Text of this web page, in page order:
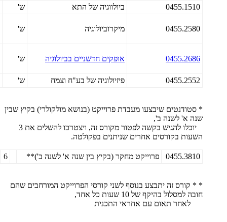
0455.1510 ביולווגיה של התא ש'
0455.2580 מיקרוביולוגיה ש'
0455.2686 אופקים חדשניים בביולוגיה ש'
0455.2552 פיזיולוגיה של בע"ח וצמח ש'
* סטודנטים שיבצעו מעבדת פרוייקט (בנושא מולקולרי) בקיץ שבין
שנה א' לשנה ב',
יוכלו להגיש בקשה לפטור מקורס זה, ויצטרכו להשלים את 3
השעות בקורסים אחרים שניתנים בפקולטה.
0455.3810 פרוייקט מחקר (בקיץ בין שנה א' לשנה ב')** 6
* * קורס זה יתבצע בנוסף לשני קורסי הפרוייקט המורחבים שהם
חובה למסלול בהיקף של 10 שעות כל אחד,
לאחר תאום עם אחראי התכנית